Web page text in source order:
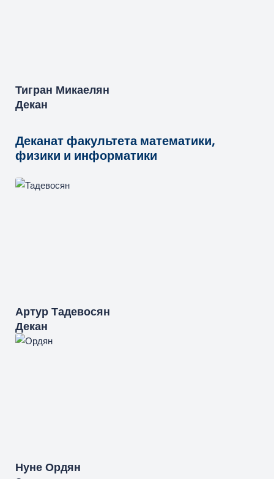
Тигран Микаелян
Декан
Деканат факультета математики,
физики и информатики
Артур Тадевосян
Декан
Нуне Ордян